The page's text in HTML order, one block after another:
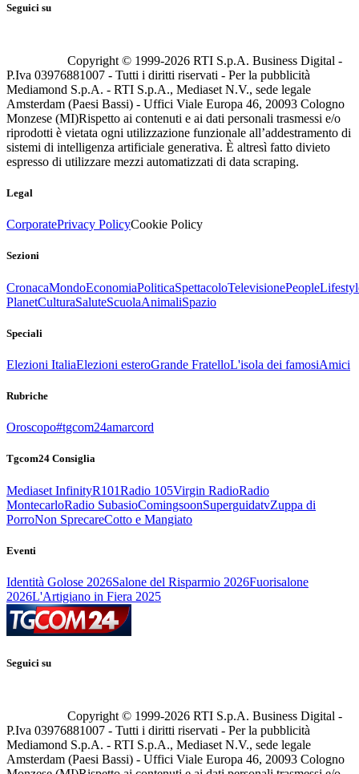
Seguici su
Copyright © 1999-2026 RTI S.p.A. Business Digital -
P.Iva 03976881007 - Tutti i diritti riservati - Per la pubblicità
Mediamond S.p.A. - RTI S.p.A., Mediaset N.V., sede legale
Amsterdam (Paesi Bassi) - Uffici Viale Europa 46, 20093 Cologno
Monzese (MI)Rispetto ai contenuti e ai dati personali trasmessi e/o
riprodotti è vietata ogni utilizzazione funzionale all’addestramento di
sistemi di intelligenza artificiale generativa. È altresì fatto divieto
espresso di utilizzare mezzi automatizzati di data scraping.
Legal
CorporatePrivacy PolicyCookie Policy
Sezioni
CronacaMondoEconomiaPoliticaSpettacoloTelevisionePeople
PlanetCulturaSaluteScuolaAnimaliSpazio
Speciali
Elezioni ItaliaElezioni esteroGrande FratelloL'isola dei famosiAmici
Rubriche
Oroscopo#tgcom24amarcord
Tgcom24 Consiglia
Mediaset InfinityR101Radio 105Virgin RadioRadio
MontecarloRadio SubasioComingsoonSuperguidatvZuppa di
PorroNon SprecareCotto e Mangiato
Eventi
Identità Golose 2026Salone del Risparmio 2026Fuorisalone
2026L'Artigiano in Fiera 2025
Seguici su
Copyright © 1999-2026 RTI S.p.A. Business Digital -
P.Iva 03976881007 - Tutti i diritti riservati - Per la pubblicità
Mediamond S.p.A. - RTI S.p.A., Mediaset N.V., sede legale
Amsterdam (Paesi Bassi) - Uffici Viale Europa 46, 20093 Cologno